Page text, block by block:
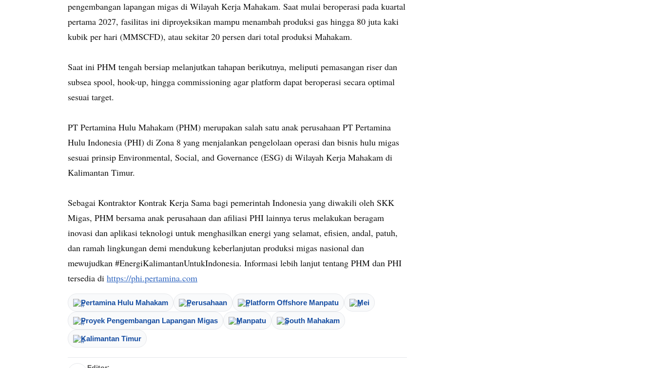
pengembangan lapangan migas di Wilayah Kerja Mahakam. Saat mulai beroperasi pada kuartal
pertama 2027, fasilitas ini diproyeksikan mampu menambah produksi gas hingga 80 juta kaki
kubik per hari (MMSCFD), atau sekitar 20 persen dari total produksi Mahakam.
Saat ini PHM tengah bersiap melanjutkan tahapan berikutnya, meliputi pemasangan riser dan
subsea spool, hook-up, hingga commissioning agar platform dapat beroperasi secara optimal
sesuai target.
PT Pertamina Hulu Mahakam (PHM) merupakan salah satu anak perusahaan PT Pertamina
Hulu Indonesia (PHI) di Zona 8 yang menjalankan pengelolaan operasi dan bisnis hulu migas
sesuai prinsip Environmental, Social, and Governance (ESG) di Wilayah Kerja Mahakam di
Kalimantan Timur.
Sebagai Kontraktor Kontrak Kerja Sama bagi pemerintah Indonesia yang diwakili oleh SKK
Migas, PHM bersama anak perusahaan dan afiliasi PHI lainnya terus melakukan beragam
inovasi dan aplikasi teknologi untuk menghasilkan energi yang selamat, efisien, andal, patuh,
dan ramah lingkungan demi mendukung keberlanjutan produksi migas nasional dan
mewujudkan #EnergiKalimantanUntukIndonesia. Informasi lebih lanjut tentang PHM dan PHI
tersedia di https://phi.pertamina.com
Pertamina Hulu Mahakam Perusahaan Platform Offshore Manpatu Mei
Proyek Pengembangan Lapangan Migas Manpatu South Mahakam
Kalimantan Timur